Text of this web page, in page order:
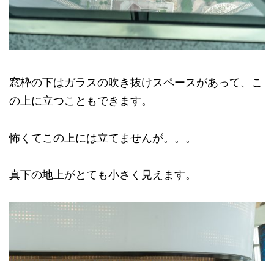
窓枠の下はガラスの吹き抜けスペースがあって、こ
の上に立つこともできます。
怖くてこの上には立てませんが。。。
真下の地上がとても小さく見えます。